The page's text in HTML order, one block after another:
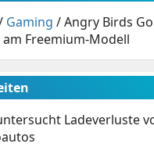
Gaming /Angry Birds
Freemium-Modell
Ladeverluste